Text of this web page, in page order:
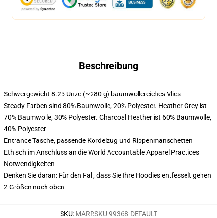
Beschreibung
Schwergewicht 8.25 Unze (~280 g) baumwollereiches Vlies
Steady Farben sind 80% Baumwolle, 20% Polyester. Heather Grey ist
70% Baumwolle, 30% Polyester. Charcoal Heather ist 60% Baumwolle,
40% Polyester
Entrance Tasche, passende Kordelzug und Rippenmanschetten
Ethisch im Anschluss an die World Accountable Apparel Practices
Notwendigkeiten
Denken Sie daran: Für den Fall, dass Sie Ihre Hoodies entfesselt gehen
2 Größen nach oben
SKU: MARRSKU-99368-DEFAULT